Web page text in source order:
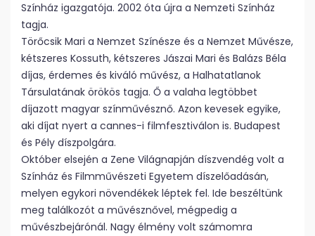
Színház igazgatója. 2002 óta újra a Nemzeti Színház
tagja.
Törőcsik Mari a Nemzet Színésze és a Nemzet Művésze,
kétszeres Kossuth, kétszeres Jászai Mari és Balázs Béla
díjas, érdemes és kiváló művész, a Halhatatlanok
Társulatának örökös tagja. Ő a valaha legtöbbet
díjazott magyar színművésznő. Azon kevesek egyike,
aki díjat nyert a cannes-i filmfesztiválon is. Budapest
és Pély díszpolgára.
Október elsején a Zene Világnapján díszvendég volt a
Színház és Filmművészeti Egyetem díszelőadásán,
melyen egykori növendékek léptek fel. Ide beszéltünk
meg találkozót a művésznővel, mégpedig a
művészbejárónál. Nagy élmény volt számomra